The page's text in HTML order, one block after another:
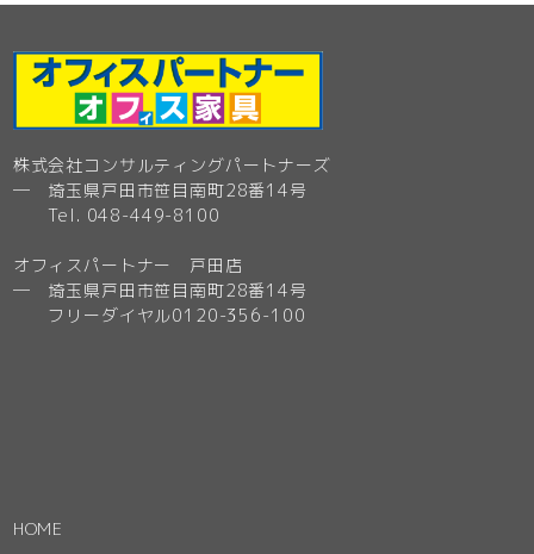
株式会社コンサルティングパートナーズ
─ 埼玉県戸田市笹目南町28番14号
Tel. 048-449-8100
オフィスパートナー 戸田店
─ 埼玉県戸田市笹目南町28番14号
フリーダイヤル0120-356-100
HOME